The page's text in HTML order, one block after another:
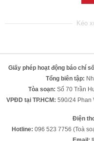
Giấy phép hoạt động báo chí
Tổng biên tập:
Tòa soạn: Số 70 Trần
VPĐD tại TP.HCM: 590/24 Phan
Điện
Hotline: 096 523 7756 (Toà